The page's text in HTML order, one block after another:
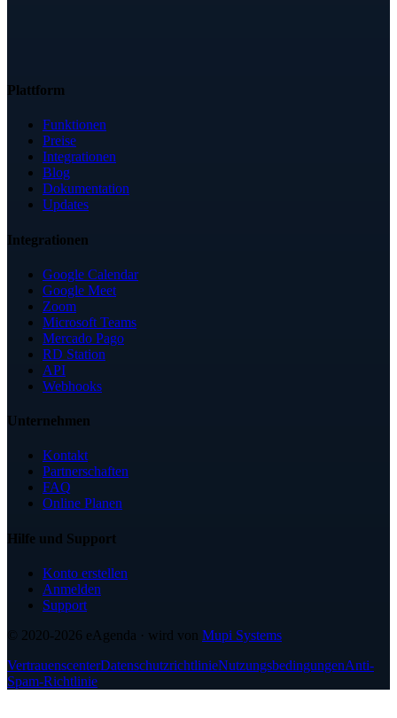
Plattform
Funktionen
Preise
Integrationen
Blog
Dokumentation
Updates
Integrationen
Google Calendar
Google Meet
Zoom
Microsoft Teams
Mercado Pago
RD Station
API
Webhooks
Unternehmen
Kontakt
Partnerschaften
FAQ
Online Planen
Hilfe und Support
Konto erstellen
Anmelden
Support
© 2020-2026 eAgenda · wird von Mupi Systems
VertrauenscenterDatenschutzrichtlinieNutzungsbedingungenAnti-
Spam-Richtlinie